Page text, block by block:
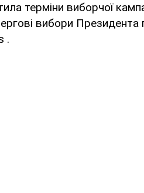
терміни виборчої
вибори Президента
.